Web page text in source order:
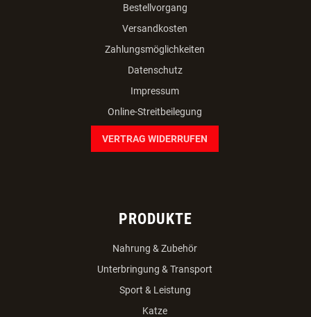
Bestellvorgang
Versandkosten
Zahlungsmöglichkeiten
Datenschutz
Impressum
Online-Streitbeilegung
VERTRAG WIDERRUFEN
PRODUKTE
Nahrung & Zubehör
Unterbringung & Transport
Sport & Leistung
Katze